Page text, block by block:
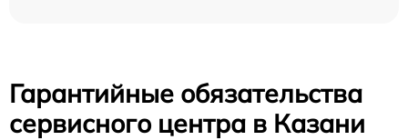
Гарантийные обязательства
сервисного центра в Казани